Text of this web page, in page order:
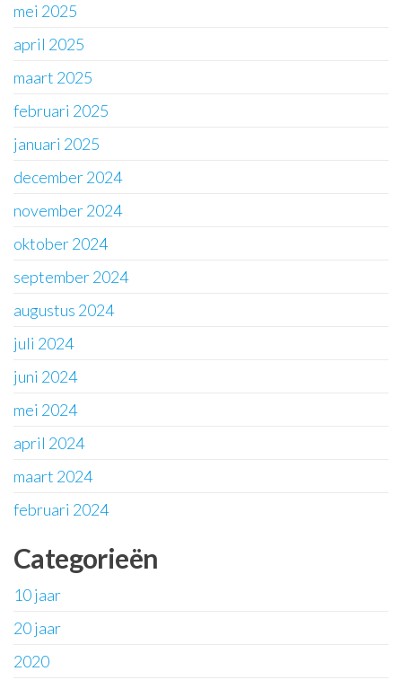
mei 2025
april 2025
maart 2025
februari 2025
januari 2025
december 2024
november 2024
oktober 2024
september 2024
augustus 2024
juli 2024
juni 2024
mei 2024
april 2024
maart 2024
februari 2024
Categorieën
10 jaar
20 jaar
2020